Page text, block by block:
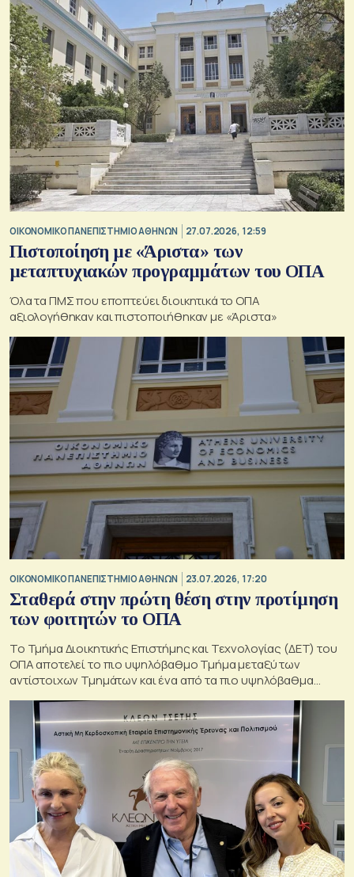
ΟΙΚΟΝΟΜΙΚΟ ΠΑΝΕΠΙΣΤΗΜΙΟ ΑΘΗΝΩΝ 27.07.2026, 12:59
Πιστοποίηση με «Άριστα» των
μεταπτυχιακών προγραμμάτων του ΟΠΑ
Όλα τα ΠΜΣ που εποπτεύει διοικητικά το ΟΠΑ
αξιολογήθηκαν και πιστοποιήθηκαν με «Άριστα»
ΟΙΚΟΝΟΜΙΚΟ ΠΑΝΕΠΙΣΤΗΜΙΟ ΑΘΗΝΩΝ 23.07.2026, 17:20
Σταθερά στην πρώτη θέση στην προτίμηση
των φοιτητών το ΟΠΑ
Το Τμήμα Διοικητικής Επιστήμης και Τεχνολογίας (ΔΕΤ) του
ΟΠΑ αποτελεί το πιο υψηλόβαθμο Τμήμα μεταξύ των
αντίστοιχων Τμημάτων και ένα από τα πιο υψηλόβαθμα